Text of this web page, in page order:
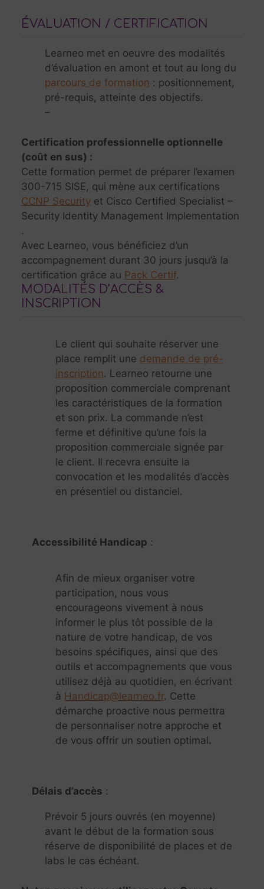
ÉVALUATION / CERTIFICATION
Learneo met en oeuvre des modalités
d’évaluation en amont et tout au long du
parcours de formation : positionnement,
pré-requis, atteinte des objectifs.
–
Certification professionnelle optionnelle
(coût en sus) :
Cette formation permet de préparer l’examen
300-715 SISE, qui mène aux certifications
CCNP Securityet Cisco Certified Specialist –
Security Identity Management Implementation
.
Avec Learneo, vous bénéficiez d’un
accompagnement durant 30 jours jusqu’à la
certification grâce au Pack Certif.
MODALITÉS D’ACCÈS &
INSCRIPTION
Le client qui souhaite réserver une
place remplit une demande de pré-
inscription. Learneo retourne une
proposition commerciale comprenant
les caractéristiques de la formation
et son prix. La commande n’est
ferme et définitive qu’une fois la
proposition commerciale signée par
le client. Il recevra ensuite la
convocation et les modalités d’accès
en présentiel ou distanciel.
Accessibilité Handicap :
Afin de mieux organiser votre
participation, nous vous
encourageons vivement à nous
informer le plus tôt possible de la
nature de votre handicap, de vos
besoins spécifiques, ainsi que des
outils et accompagnements que vous
utilisez déjà au quotidien, en écrivant
à Handicap@learneo.fr. Cette
démarche proactive nous permettra
de personnaliser notre approche et
de vous offrir un soutien optimal.
Délais d’accès :
Prévoir 5 jours ouvrés (en moyenne)
avant le début de la formation sous
réserve de disponibilité de places et de
labs le cas échéant.